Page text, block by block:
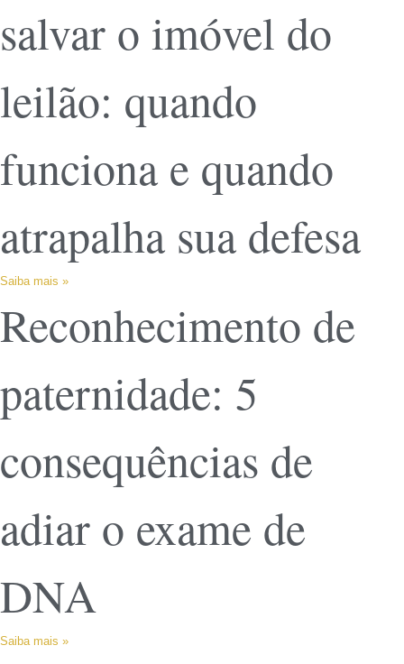
salvar o imóvel do
leilão: quando
funciona e quando
atrapalha sua defesa
Saiba mais »
Reconhecimento de
paternidade: 5
consequências de
adiar o exame de
DNA
Saiba mais »